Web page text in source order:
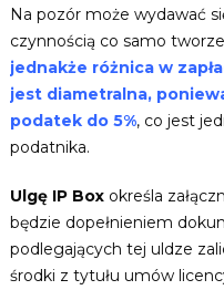
Na pozór może wydawać
czynnością co samo
jednakże różnica w
jest diametralna,
podatek do 5%, co jest
podatnika.
Ulgę IP Box określa
będzie dopełnieniem
podlegających tej uldze
środki z tytułu umów